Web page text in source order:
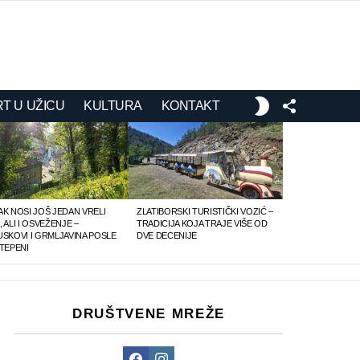
U UŽICU KULTURA KONTAKT
SWITCH
SKIN
NOSI JOŠ JEDAN VRELI
ALI I OSVEŽENJE –
I GRMLJAVINA POSLE
ZLATIBORSKI TURISTIČKI VOZIĆ –
TRADICIJA KOJA TRAJE VIŠE OD
DVE DECENIJE
DRUŠTVENE MREŽE
FacebookInstagram